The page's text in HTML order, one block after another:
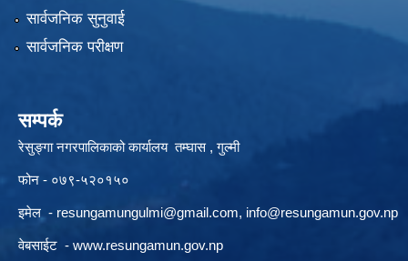
सार्वजनिक सुनुवाई
सार्वजनिक परीक्षण
सम्पर्क
रेसुङ्गा नगरपालिकाको कार्यालय तम्घास , गुल्मी
फोन - ०७९-५२०१५०
इमेल - resungamungulmi@gmail.com, info@resungamun.gov.np
वेबसाईट - www.resungamun.gov.np